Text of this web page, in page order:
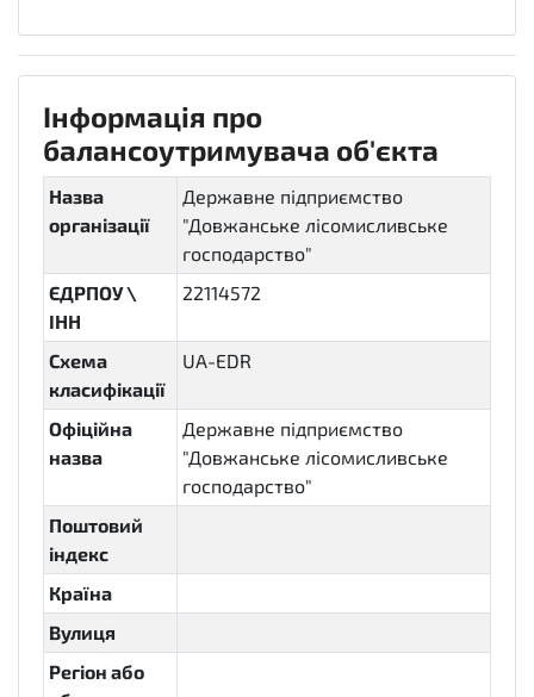
Інформація про
балансоутримувача об'єкта
Назва
організації
Державне підприємство
"Довжанське лісомисливське
господарство"
ЄДРПОУ \
ІНН
22114572
Схема
класифікації
UA-EDR
Офіційна
назва
Державне підприємство
"Довжанське лісомисливське
господарство"
Поштовий
індекс
Країна
Вулиця
Регіон або